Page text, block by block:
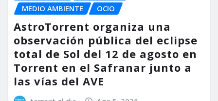
MEDIO AMBIENTE
OCIO
AstroTorrent organiza una
observación pública del eclipse
total de Sol del 12 de agosto en
Torrent en el Safranar junto a
las vías del AVE